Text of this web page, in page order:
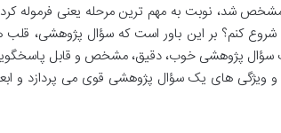
شد، نوبت به مهم ترین مرحله یعنی فرموله
کنم؟ بر این باور است که سؤال پژوهشی، قلب
سؤال پژوهشی خوب، دقیق، مشخص و قابل
های یک سؤال پژوهشی قوی می پردازد و